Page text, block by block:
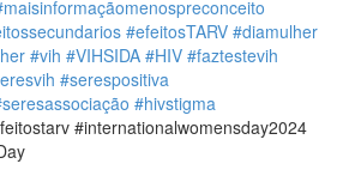
#efeitosTARV #diamulher
#vih #VIHSIDA #HIV #faztestevih
#serespositiva
#hivstigma
#internationalwomensday2024